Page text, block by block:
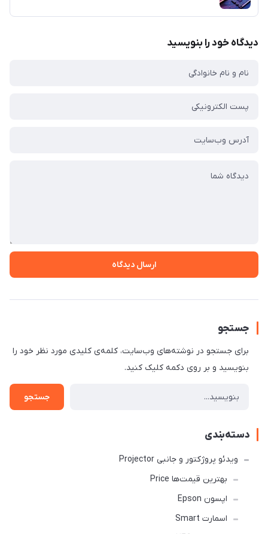
دیدگاه خود را بنویسید
ارسال دیدگاه
جستجو
برای جستجو در نوشته‌های وب‌سایت، کلمه‌ی کلیدی مورد نظر خود را
بنویسید و بر روی دکمه کلیک کنید.
جستجو
دسته‌بندی
ویدئو پروژکتور و جانبی Projector
بهترین قیمت‌ها Price
اپسون Epson
اسمارت Smart